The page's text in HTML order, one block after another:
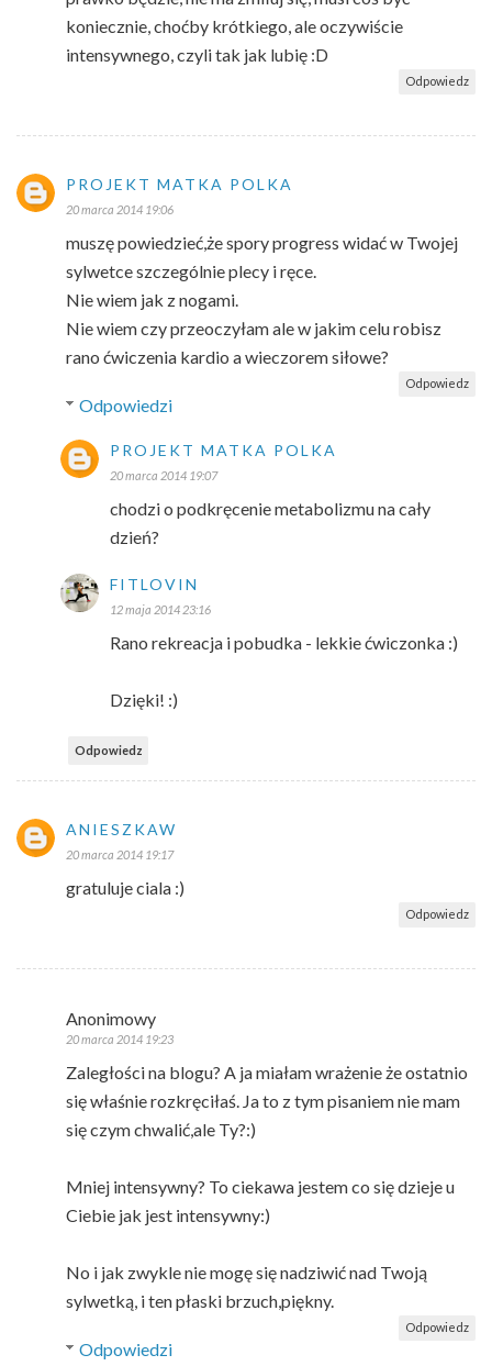
koniecznie, choćby krótkiego, ale oczywiście
intensywnego, czyli tak jak lubię :D
Odpowiedz
PROJEKT MATKA POLKA
20 marca 2014 19:06
muszę powiedzieć,że spory progress widać w Twojej
sylwetce szczególnie plecy i ręce.
Nie wiem jak z nogami.
Nie wiem czy przeoczyłam ale w jakim celu robisz
rano ćwiczenia kardio a wieczorem siłowe?
Odpowiedz
Odpowiedzi
PROJEKT MATKA POLKA
20 marca 2014 19:07
chodzi o podkręcenie metabolizmu na cały
dzień?
FITLOVIN
12 maja 2014 23:16
Rano rekreacja i pobudka - lekkie ćwiczonka :)
Dzięki! :)
Odpowiedz
ANIESZKAW
20 marca 2014 19:17
gratuluje ciala :)
Odpowiedz
Anonimowy
20 marca 2014 19:23
Zaległości na blogu? A ja miałam wrażenie że ostatnio
się właśnie rozkręciłaś. Ja to z tym pisaniem nie mam
się czym chwalić,ale Ty?:)
Mniej intensywny? To ciekawa jestem co się dzieje u
Ciebie jak jest intensywny:)
No i jak zwykle nie mogę się nadziwić nad Twoją
sylwetką, i ten płaski brzuch,piękny.
Odpowiedz
Odpowiedzi